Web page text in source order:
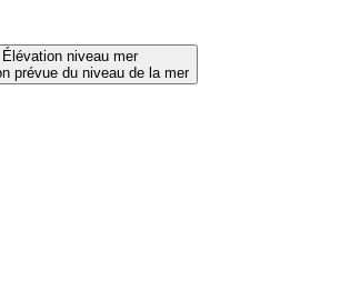
Élévation niveau mer
prévue du niveau de la mer